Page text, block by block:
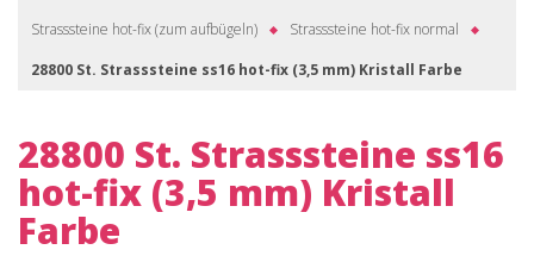
Strasssteine hot-fix (zum aufbügeln)
Strasssteine hot-fix normal
28800 St. Strasssteine ss16 hot-fix (3,5 mm) Kristall Farbe
28800 St. Strasssteine ss16
hot-fix (3,5 mm) Kristall
Farbe